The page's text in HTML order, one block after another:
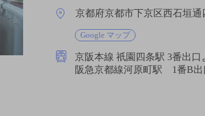
京都府京都市下京区西石垣
Google マップ
京阪本線 祇園四条駅 3番出
阪急京都線河原町駅 1番B